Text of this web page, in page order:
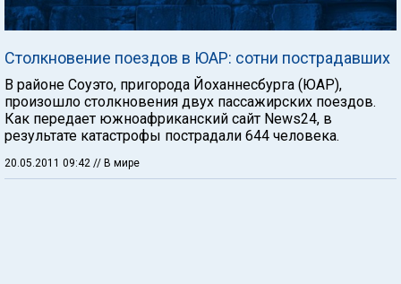
Столкновение поездов в ЮАР: сотни пострадавших
В районе Соуэто, пригорода Йоханнесбурга (ЮАР),
произошло столкновения двух пассажирских поездов.
Как передает южноафриканский сайт News24, в
результате катастрофы пострадали 644 человека.
20.05.2011 09:42 // В мире